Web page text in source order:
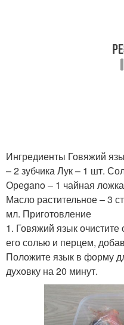
Ингредиенты Говяжий
– 2 зубчика Лук – 1 шт.
Ореgano – 1 чайная
Масло растительное – 3
мл. Приготовление
1. Говяжий язык
его солью и перцем,
Положите язык в форму
духовку на 20 минут.